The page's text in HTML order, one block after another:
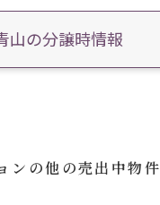
山の分譲時情報
ンの他の売出中物件